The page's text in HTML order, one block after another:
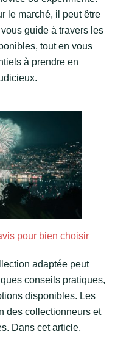
le marché, il peut être
guide à travers les
tout en vous
à prendre en
pour bien choisir
adaptée peut
conseils pratiques,
disponibles. Les
des collectionneurs et
Dans cet article,